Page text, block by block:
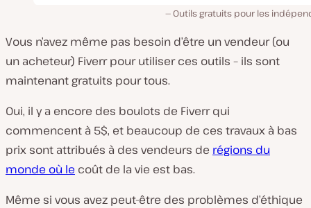
Outils gratuits pour les
Vous n’avez même pas besoin d’être un vendeur (ou
un acheteur) Fiverr pour utiliser ces outils – ils sont
maintenant gratuits pour tous.
Oui, il y a encore des boulots de Fiverr qui
commencent à 5$, et beaucoup de ces travaux à bas
prix sont attribués à des vendeurs de régions du
monde où le coût de la vie est bas.
Même si vous avez peut-être des problèmes d’éthique